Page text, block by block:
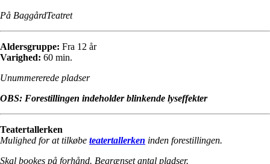
På BaggårdTeatret
Aldersgruppe: Fra 12 år
Varighed: 60 min.
Unummererede pladser
OBS: Forestillingen indeholder blinkende lyseffekter
Teatertallerken
Mulighed for at tilkøbe teatertallerken inden forestillingen.
Skal bookes på forhånd. Begrænset antal pladser.